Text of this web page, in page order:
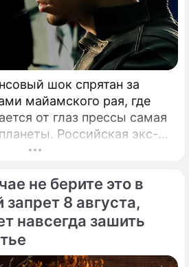
шок спрятан за
майамского рая, где
от глаз прессы самая
Российская экс-
Курникова и испанский
статус одной из
непубличных пар
не берите это в
8 августа,
навсегда зашить